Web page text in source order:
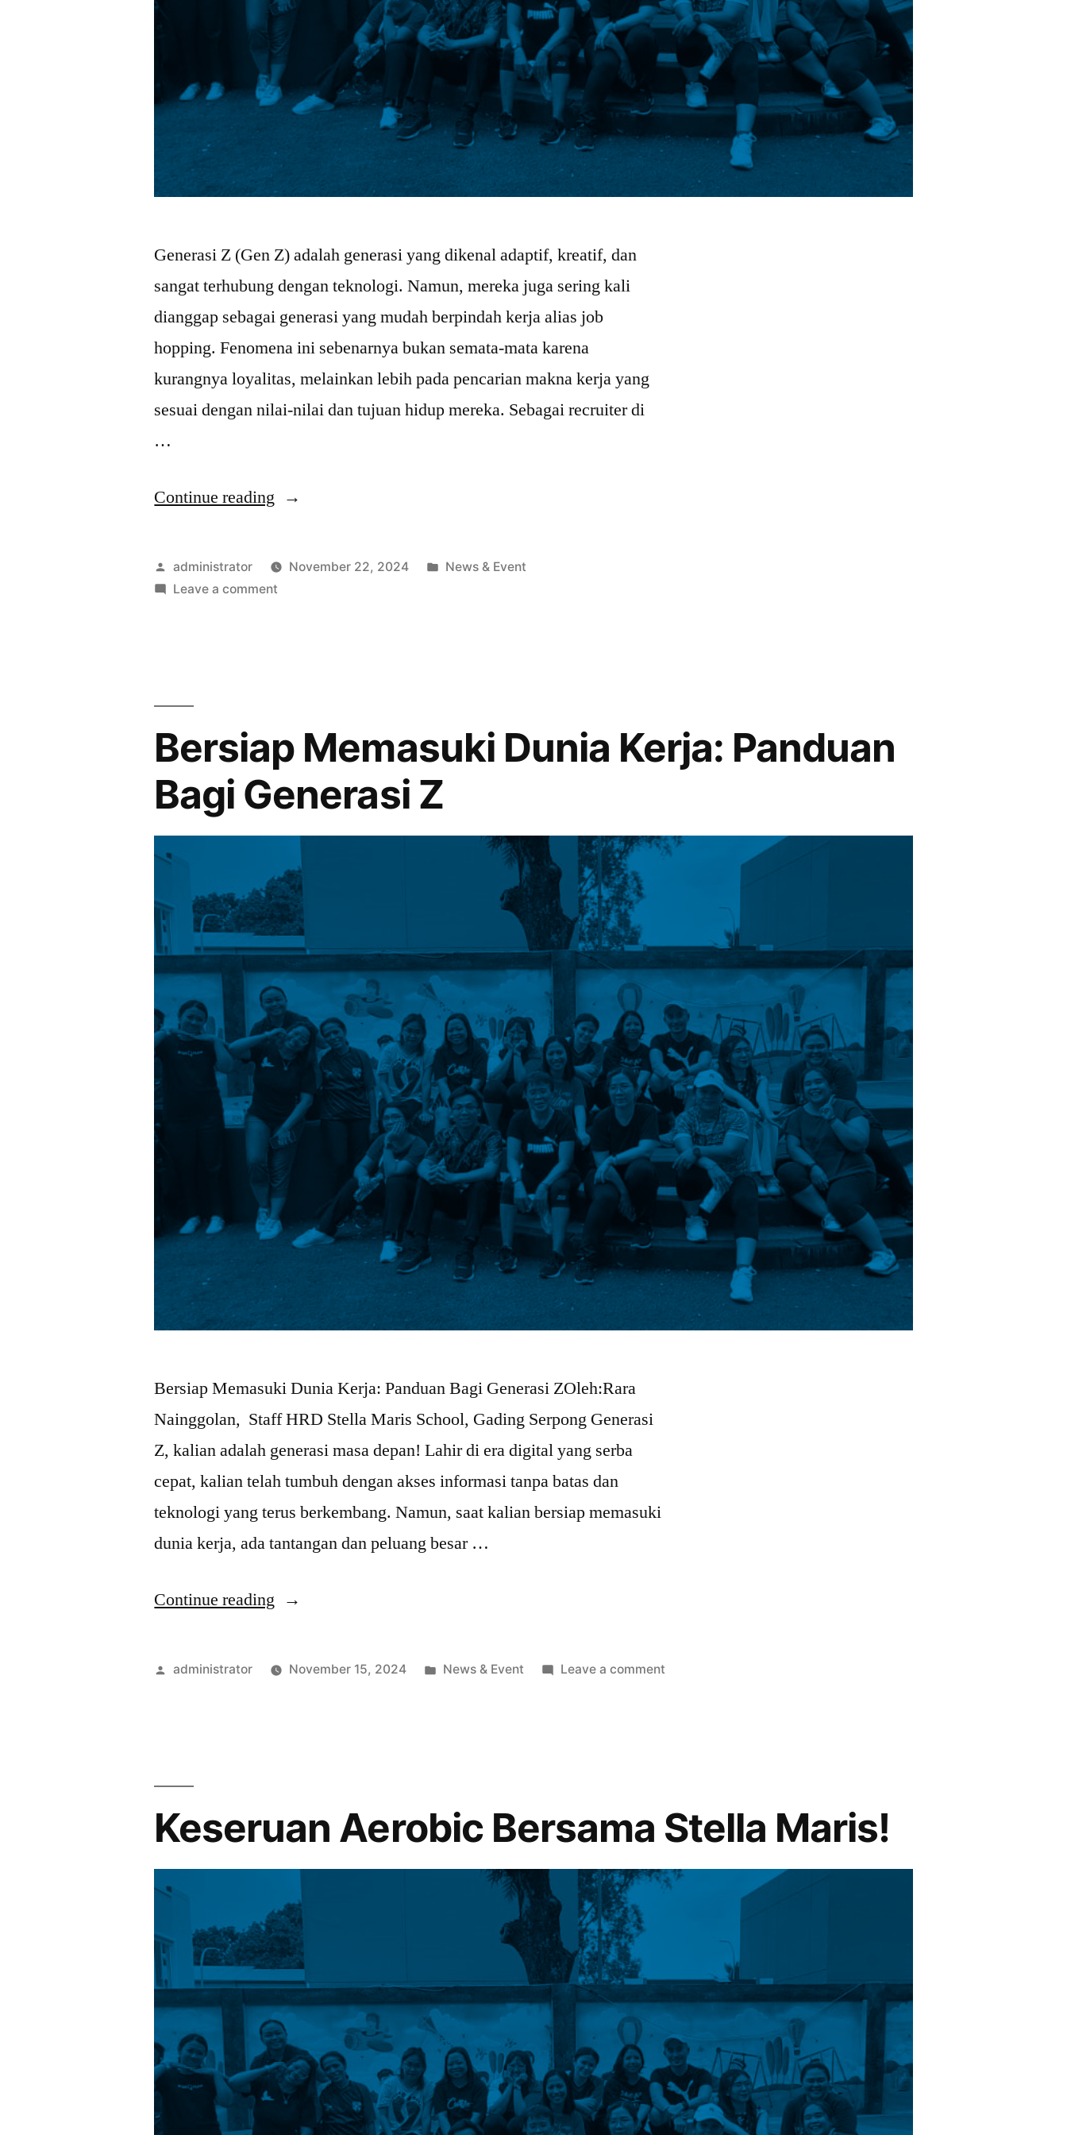
Generasi Z (Gen Z) adalah generasi yang dikenal adaptif, kreatif, dan
sangat terhubung dengan teknologi. Namun, mereka juga sering kali
dianggap sebagai generasi yang mudah berpindah kerja alias job
hopping. Fenomena ini sebenarnya bukan semata-mata karena
kurangnya loyalitas, melainkan lebih pada pencarian makna kerja yang
sesuai dengan nilai-nilai dan tujuan hidup mereka. Sebagai recruiter di
…
Continue reading
administrator November 22, 2024
News & Event
Leave a comment
Bersiap Memasuki Dunia Kerja: Panduan
Bagi Generasi Z
Bersiap Memasuki Dunia Kerja: Panduan Bagi Generasi ZOleh:Rara
Nainggolan, Staff HRD Stella Maris School, Gading Serpong Generasi
Z, kalian adalah generasi masa depan! Lahir di era digital yang serba
cepat, kalian telah tumbuh dengan akses informasi tanpa batas dan
teknologi yang terus berkembang. Namun, saat kalian bersiap memasuki
dunia kerja, ada tantangan dan peluang besar …
Continue reading
administrator November 15, 2024 News & Event Leave a comment
Keseruan Aerobic Bersama Stella Maris!